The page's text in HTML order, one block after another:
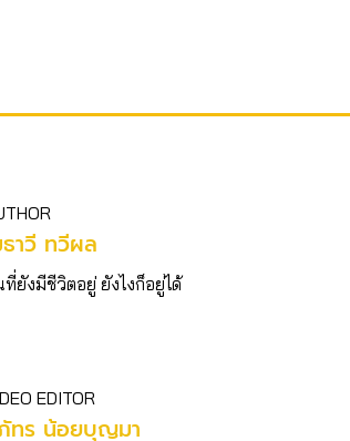
ธาวี ทวีผล
ยังมีชีวิตอยู่ ยังไงก็อยู่ได้
EDITOR
ทร น้อยบุญมา